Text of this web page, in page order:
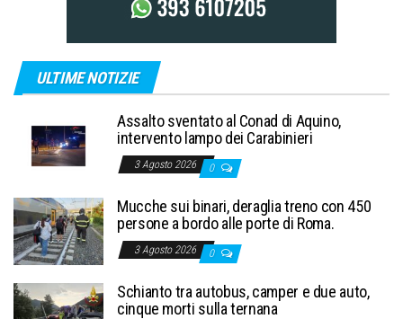
ULTIME NOTIZIE
Assalto sventato al Conad di Aquino,
intervento lampo dei Carabinieri
3 Agosto 2026 0
Mucche sui binari, deraglia treno con 450
persone a bordo alle porte di Roma.
3 Agosto 2026 0
Schianto tra autobus, camper e due auto,
cinque morti sulla ternana